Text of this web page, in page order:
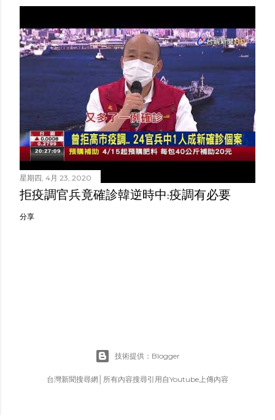
星期四, 4月 23, 2020
拒疫調官兵竟確診韓逆時中:疫調有必要
分享
技術提供：Blogger
台灣新聞搜尋網│所有內容搜尋引用自Youtube上傳內容